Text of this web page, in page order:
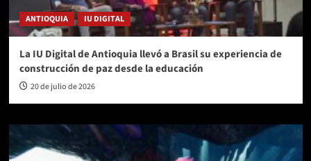
ANTIOQUIA IU DIGITAL
La IU Digital de Antioquia llevó a Brasil su experiencia de
construcción de paz desde la educación
20 de julio de 2026